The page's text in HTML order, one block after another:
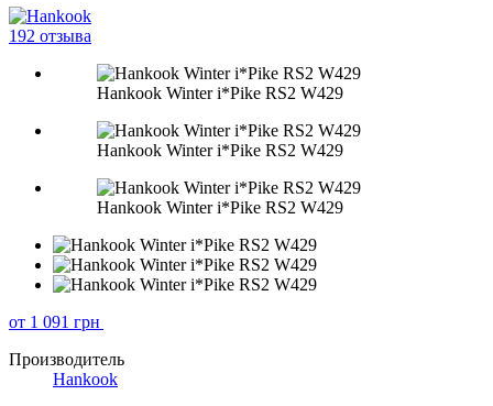
192 отзыва
Hankook Winter i*Pike RS2 W429
Hankook Winter i*Pike RS2 W429
Hankook Winter i*Pike RS2 W429
от 1 091 грн
Производитель
Hankook